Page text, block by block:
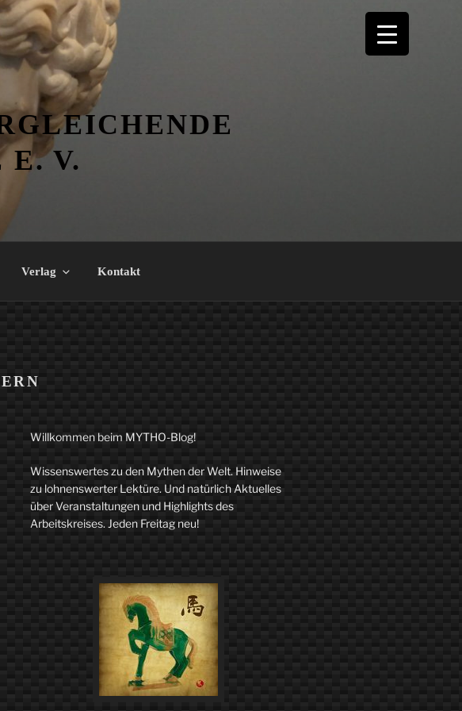
V.
Verlag Kontakt
Willkommen beim MYTHO-Blog!
Wissenswertes zu den Mythen der Welt. Hinweise
zu lohnenswerter Lektüre. Und natürlich Aktuelles
über Veranstaltungen und Highlights des
Arbeitskreises. Jeden Freitag neu!